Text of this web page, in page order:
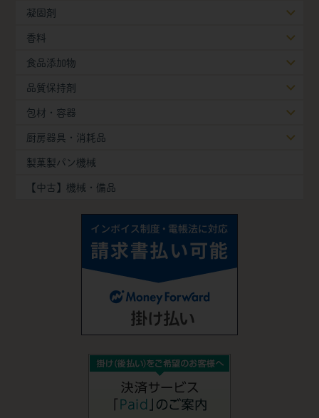
凝固剤
香料
食品添加物
品質保持剤
包材・容器
厨房器具・消耗品
製菓製パン機械
【中古】機械・備品